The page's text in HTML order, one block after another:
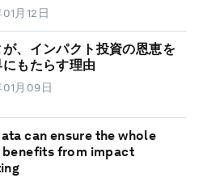
月12日
が、インパクト投資の恩恵を
もたらす理由
月09日
can ensure the whole
from impact